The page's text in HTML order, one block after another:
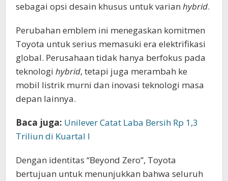
sebagai opsi desain khusus untuk varian hybrid.
Perubahan emblem ini menegaskan komitmen
Toyota untuk serius memasuki era elektrifikasi
global. Perusahaan tidak hanya berfokus pada
teknologi hybrid, tetapi juga merambah ke
mobil listrik murni dan inovasi teknologi masa
depan lainnya.
Baca juga: Unilever Catat Laba Bersih Rp 1,3
Triliun di Kuartal I
Dengan identitas “Beyond Zero”, Toyota
bertujuan untuk menunjukkan bahwa seluruh